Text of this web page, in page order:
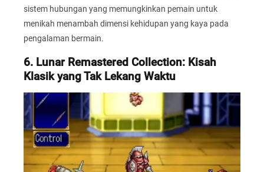
sistem hubungan yang memungkinkan pemain untuk
menikah menambah dimensi kehidupan yang kaya pada
pengalaman bermain.
6. Lunar Remastered Collection: Kisah
Klasik yang Tak Lekang Waktu